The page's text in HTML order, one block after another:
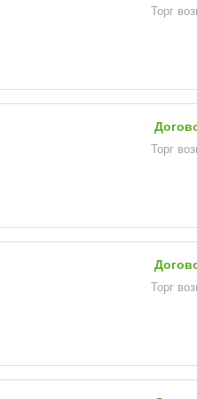
Торг
Торг
Торг